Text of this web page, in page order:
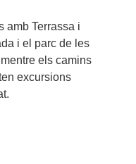
amb Terrassa i
i el parc de les
els camins
excursions